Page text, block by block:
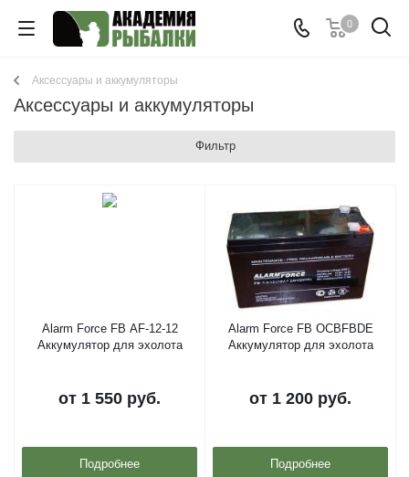
0
Аксессуары и аккумуляторы
Аксессуары и аккумуляторы
Фильтр
Alarm Force FB AF-12-12
Аккумулятор для эхолота
от 1 550 руб.
Подробнее
Alarm Force FB OCBFBDE
Аккумулятор для эхолота
от 1 200 руб.
Подробнее